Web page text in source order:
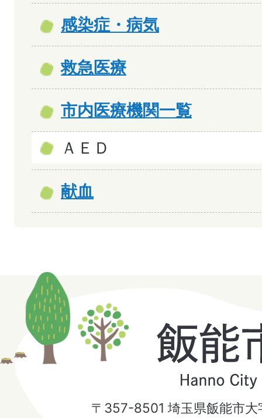
感染症・病気
救急医療
市内医療機関一覧
ＡＥＤ
献血
飯
能
〒357-8501 埼玉県飯能市大